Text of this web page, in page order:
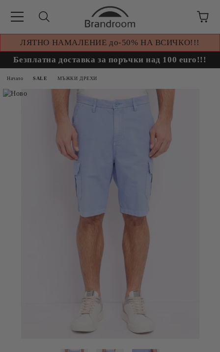
ЛЯТНО НАМАЛЕНИЕ до-50% НА ВСИЧКО!!!
Безплатна доставка за поръчки над 100 euro!!!
Начало SALE МЪЖКИ ДРЕХИ